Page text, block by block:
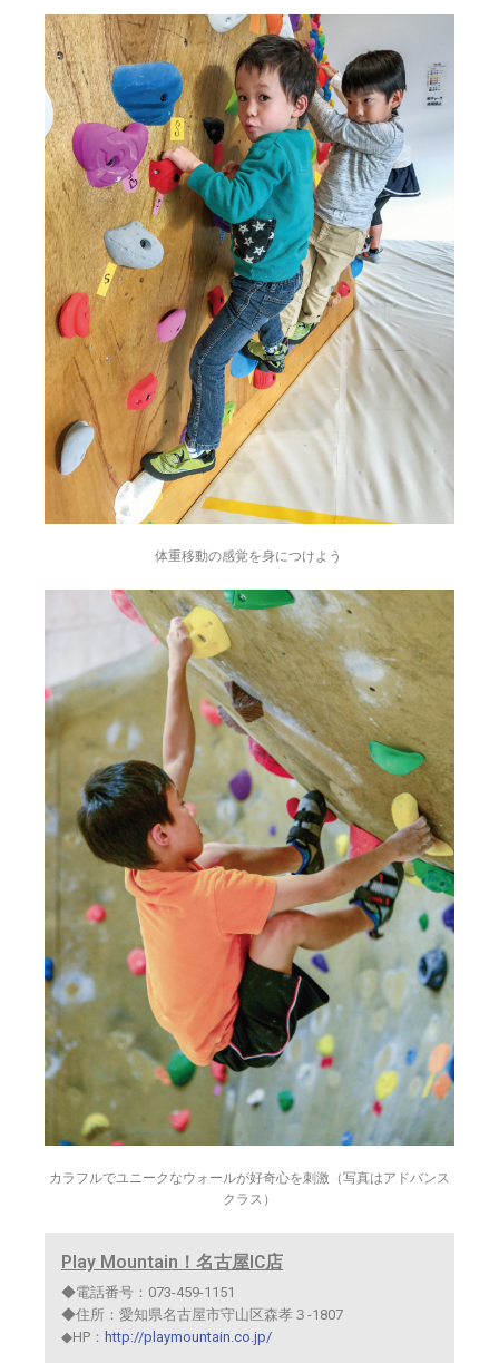
体重移動の感覚を身につけよう
カラフルでユニークなウォールが好奇心を刺激（写真はアドバンス
クラス）
Play Mountain！名古屋IC店
◆電話番号：073-459-1151
◆住所：愛知県名古屋市守山区森孝３-1807
◆HP： http://playmountain.co.jp/